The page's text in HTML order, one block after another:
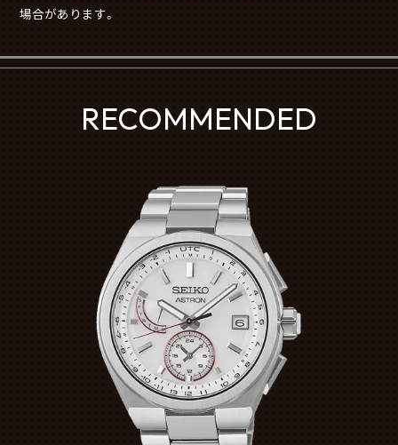
場合があります。
RECOMMENDED